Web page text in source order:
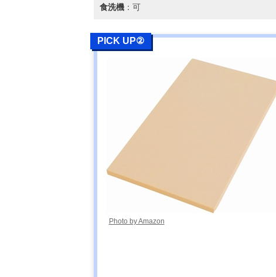
食洗機：可
PICK UP②
Photo by Amazon